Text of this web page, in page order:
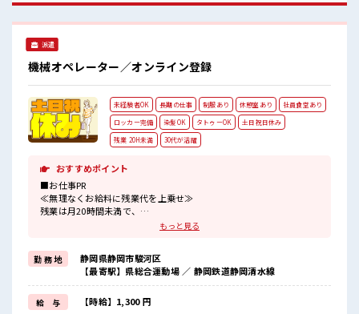
ッカー完備！ 私物の置きすぎには注意が必要ですね★ 程よく
残業あり！
派遣
機械オペレーター／オンライン登録
未経験者OK 長期の仕事 制服あり 休憩室あり
社員食堂あり
ロッカー完備
染髪OK タトゥーOK
土日祝日休み
残業 20H未満
30代が活躍
おすすめポイント
■お仕事PR
≪無理なくお給料に残業代を上乗せ≫
残業は月20時間未満で、
家族や友人と一緒にプライベート満喫！
≪モチベーションもUP≫
派手過ぎなければ髪型や髪色自由♪
(規定有)≪機能的な制服アリ≫
制服があるので、
もっと見る
勤 務 地
静岡県静岡市駿河区
【最寄駅】県総合運動場 ／ 静岡鉄道静岡清水線
給 与 【時給】1,300 円